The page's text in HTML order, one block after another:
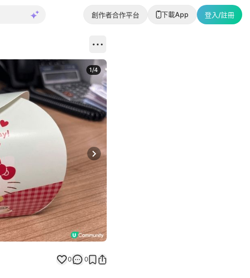
創作者合作平台 下載App 登入/註冊
Next slide
1/4
0 0